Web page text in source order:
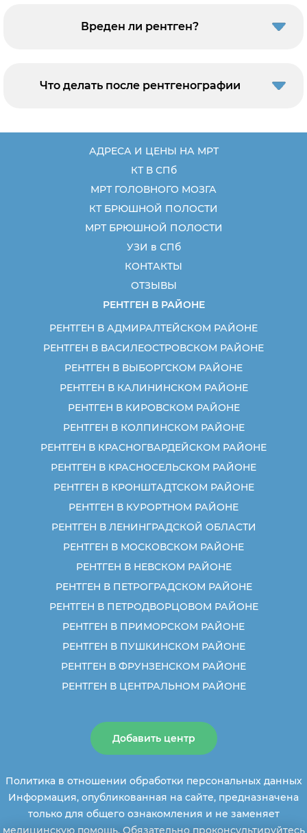
Вреден ли рентген?
Что делать после рентгенографии
АДРЕСА И ЦЕНЫ НА МРТ
КТ В СПб
МРТ ГОЛОВНОГО МОЗГА
КТ БРЮШНОЙ ПОЛОСТИ
МРТ БРЮШНОЙ ПОЛОСТИ
УЗИ в СПб
КОНТАКТЫ
ОТЗЫВЫ
РЕНТГЕН В РАЙОНЕ
РЕНТГЕН В АДМИРАЛТЕЙСКОМ РАЙОНЕ
РЕНТГЕН В ВАСИЛЕОСТРОВСКОМ РАЙОНЕ
РЕНТГЕН В ВЫБОРГСКОМ РАЙОНЕ
РЕНТГЕН В КАЛИНИНСКОМ РАЙОНЕ
РЕНТГЕН В КИРОВСКОМ РАЙОНЕ
РЕНТГЕН В КОЛПИНСКОМ РАЙОНЕ
РЕНТГЕН В КРАСНОГВАРДЕЙСКОМ РАЙОНЕ
РЕНТГЕН В КРАСНОСЕЛЬСКОМ РАЙОНЕ
РЕНТГЕН В КРОНШТАДТСКОМ РАЙОНЕ
РЕНТГЕН В КУРОРТНОМ РАЙОНЕ
РЕНТГЕН В ЛЕНИНГРАДСКОЙ ОБЛАСТИ
РЕНТГЕН В МОСКОВСКОМ РАЙОНЕ
РЕНТГЕН В НЕВСКОМ РАЙОНЕ
РЕНТГЕН В ПЕТРОГРАДСКОМ РАЙОНЕ
РЕНТГЕН В ПЕТРОДВОРЦОВОМ РАЙОНЕ
РЕНТГЕН В ПРИМОРСКОМ РАЙОНЕ
РЕНТГЕН В ПУШКИНСКОМ РАЙОНЕ
РЕНТГЕН В ФРУНЗЕНСКОМ РАЙОНЕ
РЕНТГЕН В ЦЕНТРАЛЬНОМ РАЙОНЕ
Добавить центр
Политика в отношении обработки персональных данных
Информация, опубликованная на сайте, предназначена
только для общего ознакомления и не заменяет